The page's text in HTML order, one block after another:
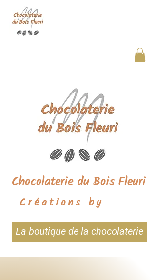
Chocolaterie du Bois Fleuri
Créations by
La boutique de la chocolaterie